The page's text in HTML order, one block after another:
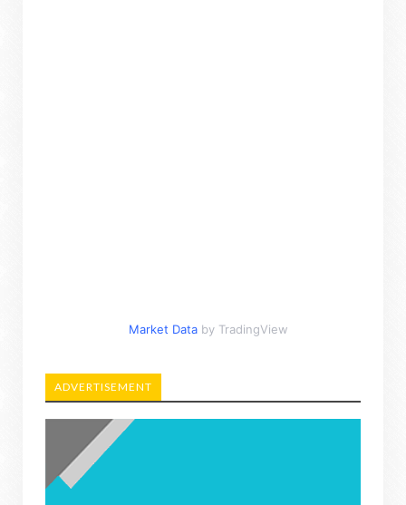
Market Data by TradingView
ADVERTISEMENT